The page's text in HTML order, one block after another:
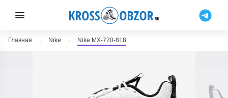
Главная Nike Nike MX-720-818